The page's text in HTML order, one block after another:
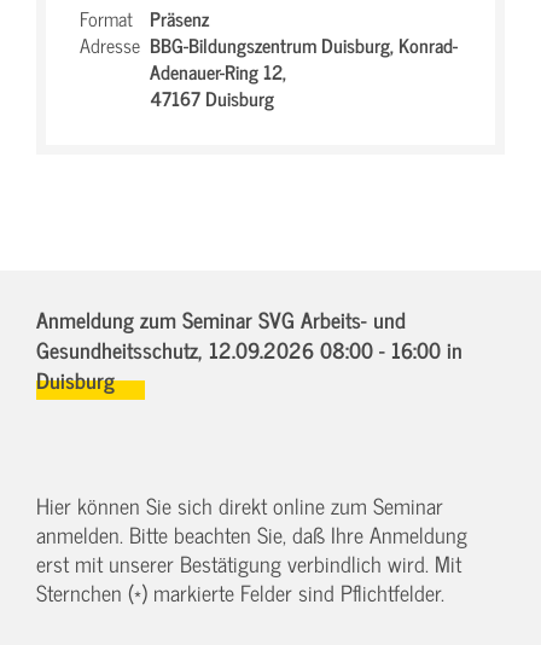
Format Präsenz
Adresse BBG-Bildungszentrum Duisburg,Konrad-
Adenauer-Ring 12,
47167 Duisburg
Anmeldung zum Seminar SVG Arbeits- und
Gesundheitsschutz, 12.09.2026 08:00 - 16:00in
Duisburg
Hier können Sie sich direkt online zum Seminar
anmelden. Bitte beachten Sie, daß Ihre Anmeldung
erst mit unserer Bestätigung verbindlich wird. Mit
Sternchen (*) markierte Felder sind Pflichtfelder.